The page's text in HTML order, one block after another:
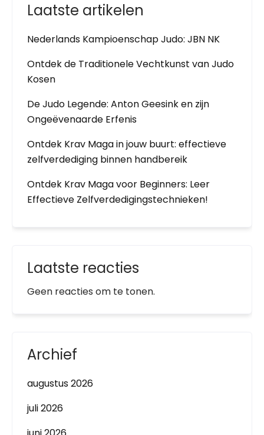
Laatste artikelen
Nederlands Kampioenschap Judo: JBN NK
Ontdek de Traditionele Vechtkunst van Judo
Kosen
De Judo Legende: Anton Geesink en zijn
Ongeëvenaarde Erfenis
Ontdek Krav Maga in jouw buurt: effectieve
zelfverdediging binnen handbereik
Ontdek Krav Maga voor Beginners: Leer
Effectieve Zelfverdedigingstechnieken!
Laatste reacties
Geen reacties om te tonen.
Archief
augustus 2026
juli 2026